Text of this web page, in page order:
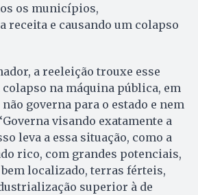
os municípios,
receita e causando um colapso
a reeleição trouxe esse
na máquina pública, em
governa para o estado e nem
visando exatamente a
leva a essa situação, como a
rico, com grandes potenciais,
localizado, terras férteis,
superior à de